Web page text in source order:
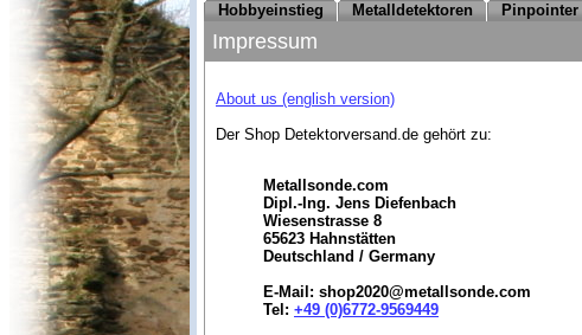
Hobbyeinstieg Metalldetektoren Pinpointer
Impressum
About us (english version)
Der Shop Detektorversand.de gehört zu:
Metallsonde.com
Dipl.-Ing. Jens Diefenbach
Wiesenstrasse 8
65623 Hahnstätten
Deutschland / Germany
E-Mail: shop2020@metallsonde.com
Tel: +49 (0)6772-9569449